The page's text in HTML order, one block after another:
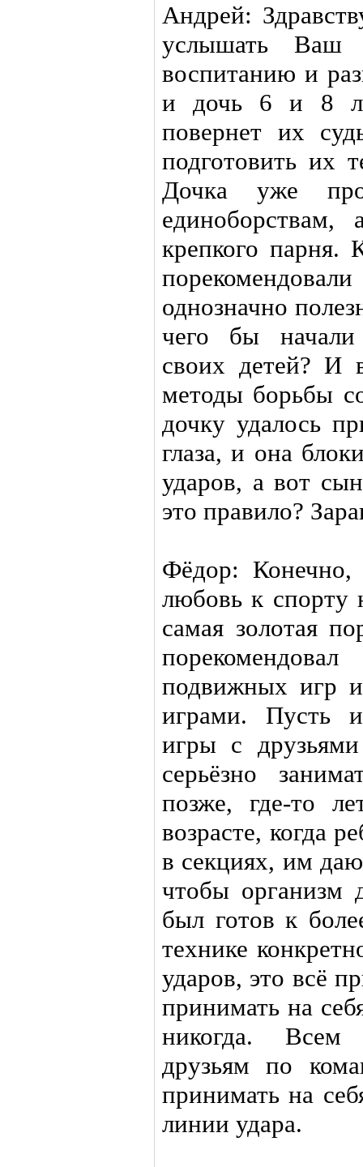
Андрей:
услышать Ваш
воспитанию и
и дочь 6 и 8
повернет их
подготовить их
Дочка уже
крепкого
однозначно
чего бы начали
своих детей? И
методы борьбы
дочку удалось
глаза, и она
ударов, а вот
это правило?
Фёдор:
любовь к
самая золотая
подвижных игр
играми. Пусть
игры с
серьёзно
позже, где-то
возрасте, когда
в секциях, им
чтобы организм
был готов к
технике
ударов, это всё
принимать на
никогда. Всем
друзьям по
принимать на
линии удара.